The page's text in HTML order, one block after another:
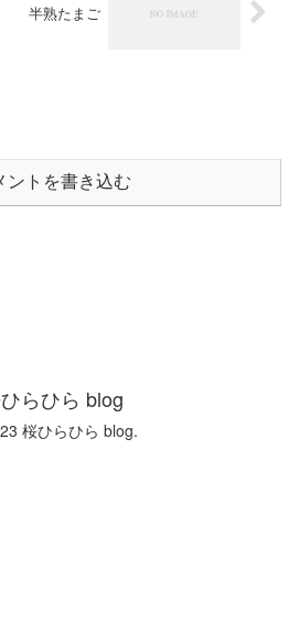
半熟たまご
ントを書き込む
らひら blog
桜ひらひら blog.